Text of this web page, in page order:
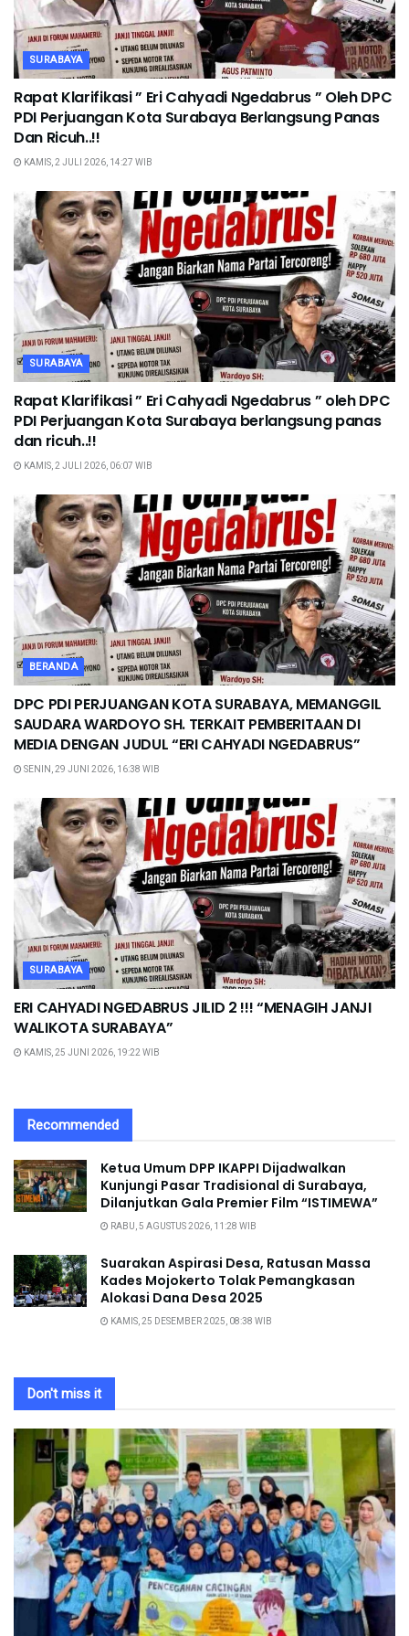
SURABAYA
Rapat Klarifikasi ” Eri Cahyadi Ngedabrus ” Oleh DPC
PDI Perjuangan Kota Surabaya Berlangsung Panas
Dan Ricuh..!!
KAMIS, 2 JULI 2026, 14:27 WIB
SURABAYA
Rapat Klarifikasi ” Eri Cahyadi Ngedabrus ” oleh DPC
PDI Perjuangan Kota Surabaya berlangsung panas
dan ricuh..!!
KAMIS, 2 JULI 2026, 06:07 WIB
BERANDA
DPC PDI PERJUANGAN KOTA SURABAYA, MEMANGGIL
SAUDARA WARDOYO SH. TERKAIT PEMBERITAAN DI
MEDIA DENGAN JUDUL “ERI CAHYADI NGEDABRUS”
SENIN, 29 JUNI 2026, 16:38 WIB
SURABAYA
ERI CAHYADI NGEDABRUS JILID 2 !!! “MENAGIH JANJI
WALIKOTA SURABAYA”
KAMIS, 25 JUNI 2026, 19:22 WIB
Recommended
Ketua Umum DPP IKAPPI Dijadwalkan
Kunjungi Pasar Tradisional di Surabaya,
Dilanjutkan Gala Premier Film “ISTIMEWA”
RABU, 5 AGUSTUS 2026, 11:28 WIB
Suarakan Aspirasi Desa, Ratusan Massa
Kades Mojokerto Tolak Pemangkasan
Alokasi Dana Desa 2025
KAMIS, 25 DESEMBER 2025, 08:38 WIB
Don't miss it